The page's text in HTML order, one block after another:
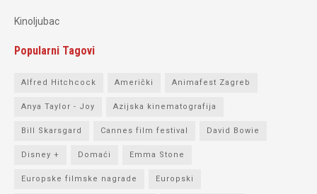
Kinoljubac
Popularni Tagovi
Alfred Hitchcock Američki Animafest Zagreb
Anya Taylor - Joy Azijska kinematografija
Bill Skarsgard Cannes film festival David Bowie
Disney + Domaći Emma Stone
Europske filmske nagrade Europski